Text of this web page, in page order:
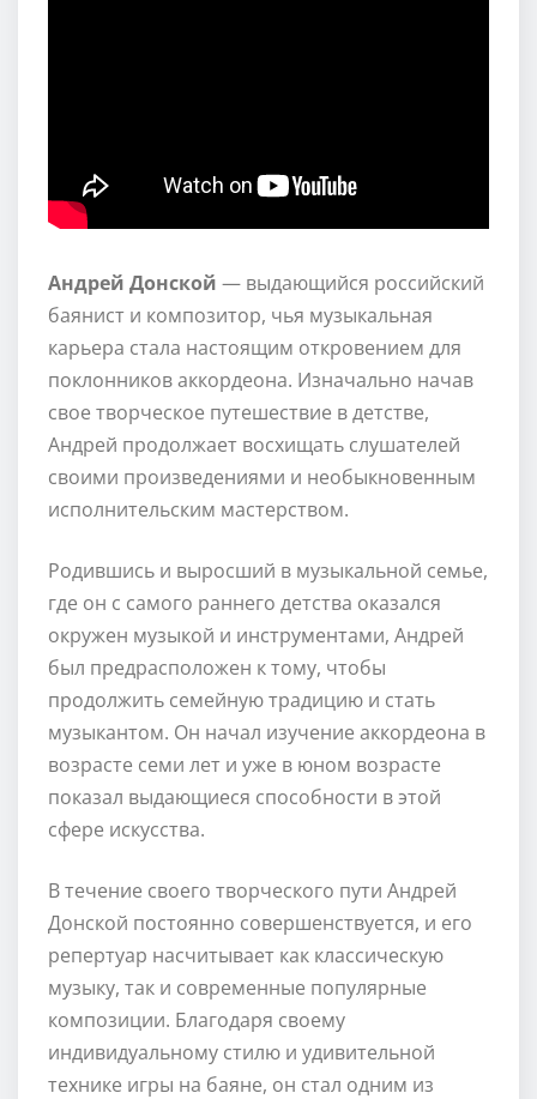
Андрей Донской — выдающийся российский
баянист и композитор, чья музыкальная
карьера стала настоящим откровением для
поклонников аккордеона. Изначально начав
свое творческое путешествие в детстве,
Андрей продолжает восхищать слушателей
своими произведениями и необыкновенным
исполнительским мастерством.
Родившись и выросший в музыкальной семье,
где он с самого раннего детства оказался
окружен музыкой и инструментами, Андрей
был предрасположен к тому, чтобы
продолжить семейную традицию и стать
музыкантом. Он начал изучение аккордеона в
возрасте семи лет и уже в юном возрасте
показал выдающиеся способности в этой
сфере искусства.
В течение своего творческого пути Андрей
Донской постоянно совершенствуется, и его
репертуар насчитывает как классическую
музыку, так и современные популярные
композиции. Благодаря своему
индивидуальному стилю и удивительной
технике игры на баяне, он стал одним из